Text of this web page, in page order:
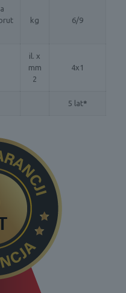
kg 6/9
il. x
mm
2
4x1
5 lat*